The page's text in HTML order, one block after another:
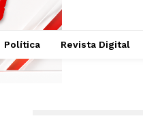
Política Revista Digital